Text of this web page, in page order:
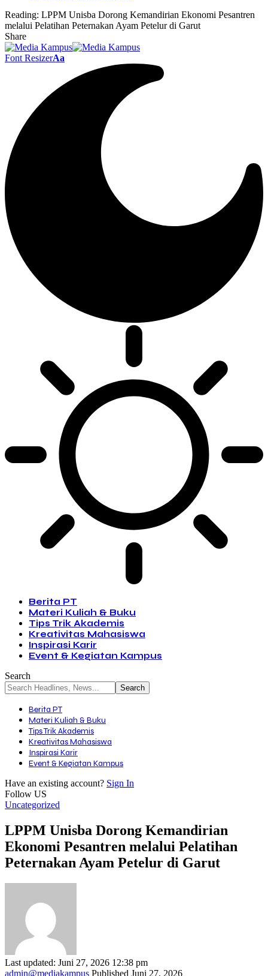
Reading: LPPM Unisba Dorong Kemandirian Ekonomi Pesantren
melalui Pelatihan Peternakan Ayam Petelur di Garut
Share
Font ResizerAa
Berita PT
Materi Kuliah & Buku
Tips Trik Akademis
Kreativitas Mahasiswa
Inspirasi Karir
Event & Kegiatan Kampus
Search
Berita PT
Materi Kuliah & Buku
Tips Trik Akademis
Kreativitas Mahasiswa
Inspirasi Karir
Event & Kegiatan Kampus
Have an existing account? Sign In
Follow US
Uncategorized
LPPM Unisba Dorong Kemandirian
Ekonomi Pesantren melalui Pelatihan
Peternakan Ayam Petelur di Garut
Last updated: Juni 27, 2026 12:38 pm
admin@mediakampus Published Juni 27, 2026